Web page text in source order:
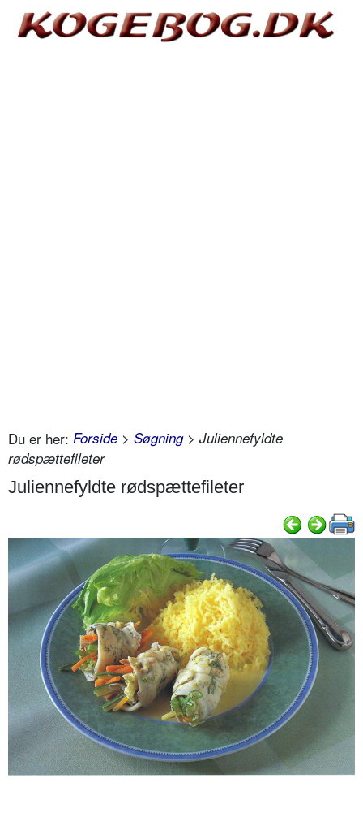
Du er her: Forside > Søgning> Juliennefyldte
rødspættefileter
Juliennefyldte rødspættefileter